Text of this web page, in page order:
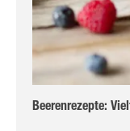
Beerenrezepte: